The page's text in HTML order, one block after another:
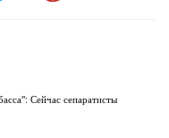
Сейчас сепаратисты